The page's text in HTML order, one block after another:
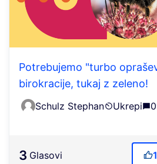
Potrebujemo "turbo
birokracije, tukaj z zeleno!
Schulz Stephan Ukrepi 0
3 Glasovi 1